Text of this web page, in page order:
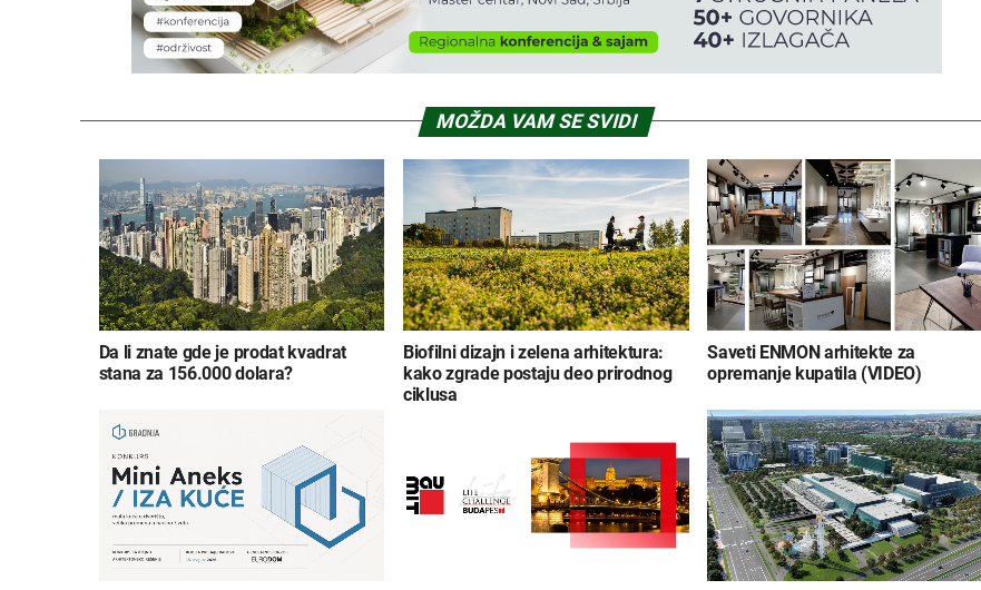
MOŽDA VAM SE SVIDI
Da li znate gde je prodat kvadrat
stana za 156.000 dolara?
Biofilni dizajn i zelena arhitektura:
kako zgrade postaju deo prirodnog
ciklusa
Saveti ENMON arhitekte za
opremanje kupatila (VIDEO)